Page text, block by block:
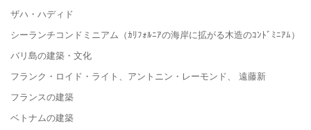
ザハ・ハディド
シーランチコンドミニアム（ｶﾘﾌｫﾙﾆｱの海岸に拡がる木造のｺﾝﾄﾞﾐﾆｱﾑ）
バリ島の建築・文化
フランク・ロイド・ライト、アントニン・レーモンド、 遠藤新
フランスの建築
ベトナムの建築